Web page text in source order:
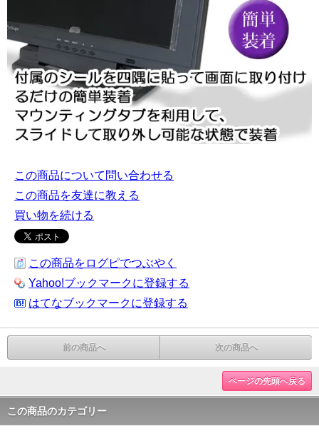
この商品について問い合わせる
この商品を友達に教える
買い物を続ける
この商品をログピでつぶやく
Yahoo!ブックマークに登録する
はてなブックマークに登録する
前の商品へ 次の商品へ
ページの先頭へ戻る
この商品のカテゴリー